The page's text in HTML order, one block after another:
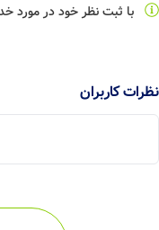
با ثبت نظر خود در مورد
نظرات کاربران